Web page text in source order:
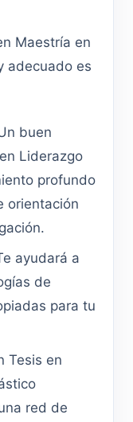
Maestría en
adecuado es
buen
Liderazgo
profundo
orientación
ayudará a
de
para tu
Tesis en
red de